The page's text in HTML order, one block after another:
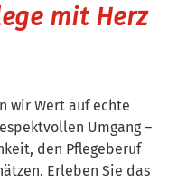
mit Herz
wir Wert auf echte
Umgang –
den Pflegeberuf
Erleben Sie das